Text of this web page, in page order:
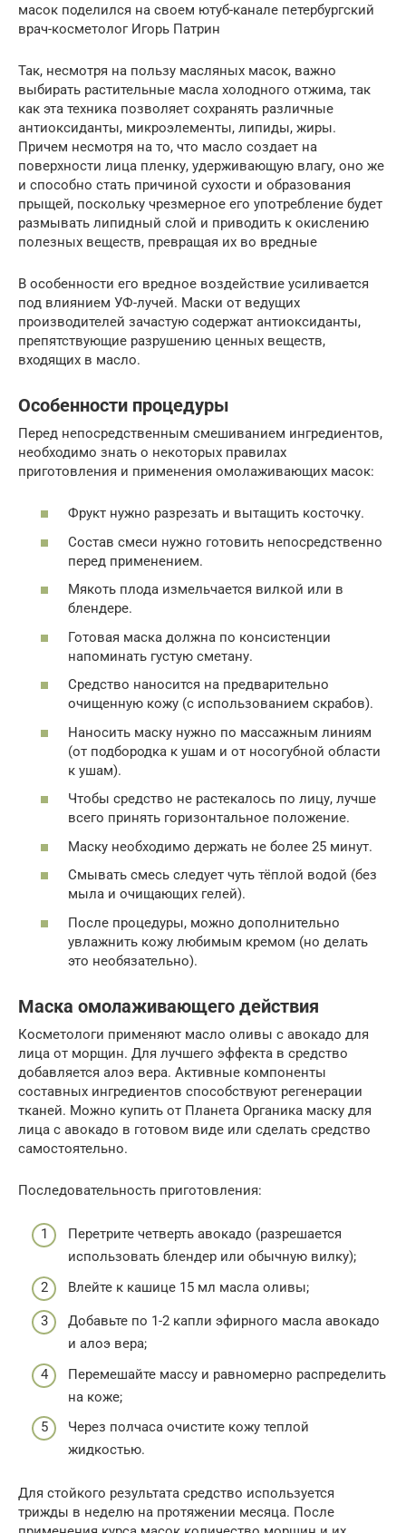
масок поделился на своем ютуб-канале петербургский
врач-косметолог Игорь Патрин
Так, несмотря на пользу масляных масок, важно
выбирать растительные масла холодного отжима, так
как эта техника позволяет сохранять различные
антиоксиданты, микроэлементы, липиды, жиры.
Причем несмотря на то, что масло создает на
поверхности лица пленку, удерживающую влагу, оно же
и способно стать причиной сухости и образования
прыщей, поскольку чрезмерное его употребление будет
размывать липидный слой и приводить к окислению
полезных веществ, превращая их во вредные
В особенности его вредное воздействие усиливается
под влиянием УФ-лучей. Маски от ведущих
производителей зачастую содержат антиоксиданты,
препятствующие разрушению ценных веществ,
входящих в масло.
Особенности процедуры
Перед непосредственным смешиванием ингредиентов,
необходимо знать о некоторых правилах
приготовления и применения омолаживающих масок:
Фрукт нужно разрезать и вытащить косточку.
Состав смеси нужно готовить непосредственно
перед применением.
Мякоть плода измельчается вилкой или в
блендере.
Готовая маска должна по консистенции
напоминать густую сметану.
Средство наносится на предварительно
очищенную кожу (с использованием скрабов).
Наносить маску нужно по массажным линиям
(от подбородка к ушам и от носогубной области
к ушам).
Чтобы средство не растекалось по лицу, лучше
всего принять горизонтальное положение.
Маску необходимо держать не более 25 минут.
Смывать смесь следует чуть тёплой водой (без
мыла и очищающих гелей).
После процедуры, можно дополнительно
увлажнить кожу любимым кремом (но делать
это необязательно).
Маска омолаживающего действия
Косметологи применяют масло оливы с авокадо для
лица от морщин. Для лучшего эффекта в средство
добавляется алоэ вера. Активные компоненты
составных ингредиентов способствуют регенерации
тканей. Можно купить от Планета Органика маску для
лица с авокадо в готовом виде или сделать средство
самостоятельно.
Последовательность приготовления:
Перетрите четверть авокадо (разрешается
использовать блендер или обычную вилку);
Влейте к кашице 15 мл масла оливы;
Добавьте по 1-2 капли эфирного масла авокадо
и алоэ вера;
Перемешайте массу и равномерно распределить
на коже;
Через полчаса очистите кожу теплой
жидкостью.
Для стойкого результата средство используется
трижды в неделю на протяжении месяца. После